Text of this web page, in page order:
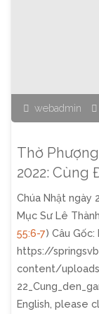
webadmin
Thờ
2022: Cùng
Chúa Nhật ngày
Mục Sư Lê
55:6-7) Câu Gốc:
https://
content/
English, please